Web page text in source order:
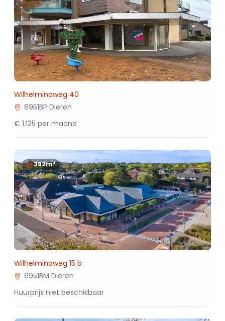
Wilhelminaweg 40
6951BP Dieren
€ 1.125 per maand
392m²
Wilhelminaweg 15 b
6951BM Dieren
Huurprijs niet beschikbaar